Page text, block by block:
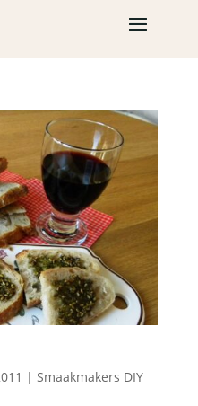
| Smaakmakers DIY